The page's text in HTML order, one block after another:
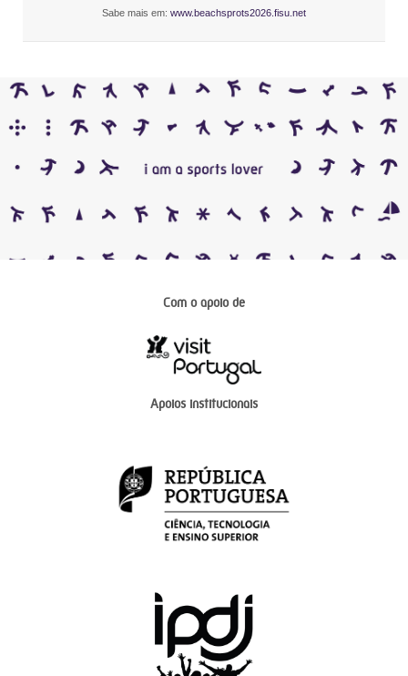
Sabe mais em: www.beachsprots2026.fisu.net
Com o apoio de
Apoios institucionais